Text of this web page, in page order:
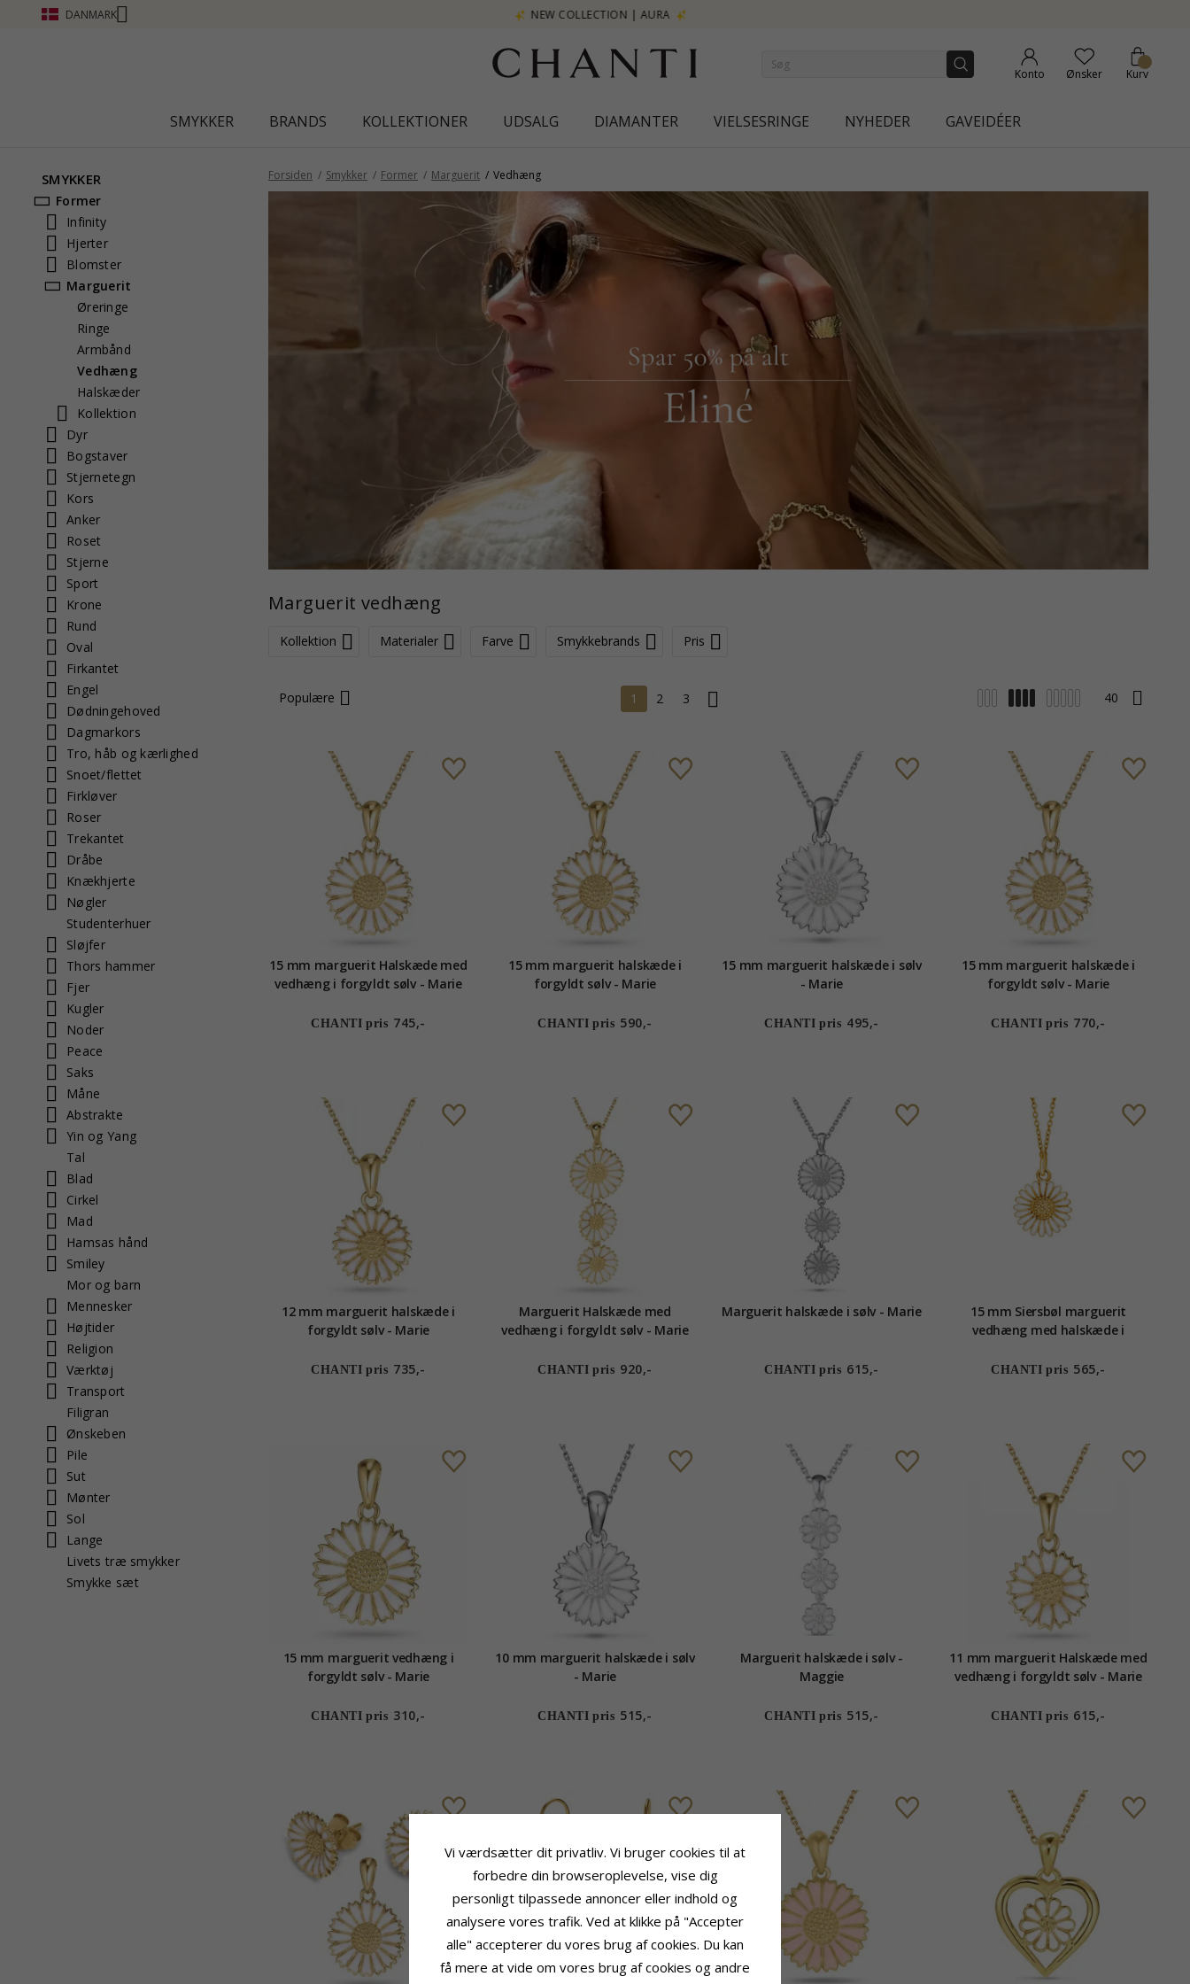
DANMARK NEW COLLECTION | AURA
Konto Ønsker Kurv
SMYKKER BRANDS KOLLEKTIONER UDSALG DIAMANTER VIELSESRINGE NYHEDER GAVEIDÉER
SMYKKER
Former
Infinity
Hjerter
Blomster
Marguerit
Øreringe
Ringe
Armbånd
Vedhæng
Halskæder
Kollektion
Dyr
Bogstaver
Stjernetegn
Kors
Anker
Roset
Stjerne
Sport
Krone
Rund
Oval
Firkantet
Engel
Dødningehoved
Dagmarkors
Tro, håb og kærlighed
Snoet/flettet
Firkløver
Roser
Trekantet
Dråbe
Knækhjerte
Nøgler
Studenterhuer
Sløjfer
Thors hammer
Fjer
Kugler
Noder
Peace
Saks
Måne
Abstrakte
Yin og Yang
Tal
Blad
Cirkel
Mad
Hamsas hånd
Smiley
Mor og barn
Mennesker
Højtider
Religion
Værktøj
Transport
Filigran
Ønskeben
Pile
Sut
Mønter
Sol
Lange
Livets træ smykker
Smykke sæt
Forsiden Smykker Former Marguerit Vedhæng
Marguerit vedhæng
Kollektion Materialer Farve Smykkebrands Pris
Populære 1 2 3
15 mm marguerit Halskæde med
vedhæng i forgyldt sølv - Marie
CHANTI pris 745,-
15 mm marguerit halskæde i
forgyldt sølv - Marie
CHANTI pris 590,-
15 mm marguerit halskæde i sølv
- Marie
CHANTI pris 495,-
15 mm marguerit halskæde i
forgyldt sølv - Marie
CHANTI pris 770,-
12 mm marguerit halskæde i
forgyldt sølv - Marie
CHANTI pris 735,-
Marguerit Halskæde med
vedhæng i forgyldt sølv - Marie
CHANTI pris 920,-
Marguerit halskæde i sølv - Marie
CHANTI pris 615,-
15 mm Siersbøl marguerit
vedhæng med halskæde i
CHANTI pris 565,-
15 mm marguerit vedhæng i
forgyldt sølv - Marie
CHANTI pris 310,-
10 mm marguerit halskæde i sølv
- Marie
CHANTI pris 515,-
Marguerit halskæde i sølv -
Maggie
CHANTI pris 515,-
11 mm marguerit Halskæde med
vedhæng i forgyldt sølv - Marie
CHANTI pris 615,-
Vi værdsætter dit privatliv. Vi bruger cookies til at
forbedre din browseroplevelse, vise dig
personligt tilpassede annoncer eller indhold og
analysere vores trafik. Ved at klikke på "Accepter
alle" accepterer du vores brug af cookies. Du kan
få mere at vide om vores brug af cookies og andre